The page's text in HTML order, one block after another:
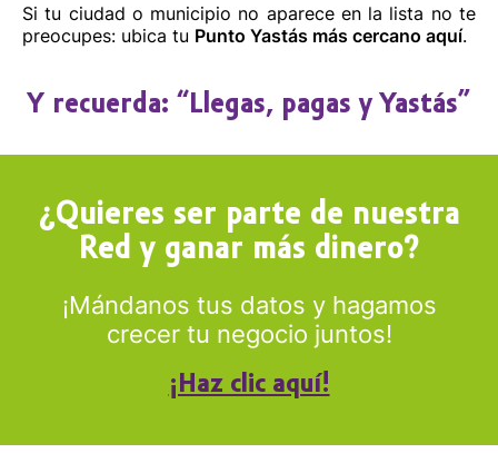
Si tu ciudad o municipio no aparece en la lista no te
preocupes: ubica tu Punto Yastás más cercano aquí.
Y recuerda: “Llegas, pagas y Yastás”
¿Quieres ser parte de nuestra
Red y ganar más dinero?
¡Mándanos tus datos y hagamos
crecer tu negocio juntos!
¡Haz clic aquí!